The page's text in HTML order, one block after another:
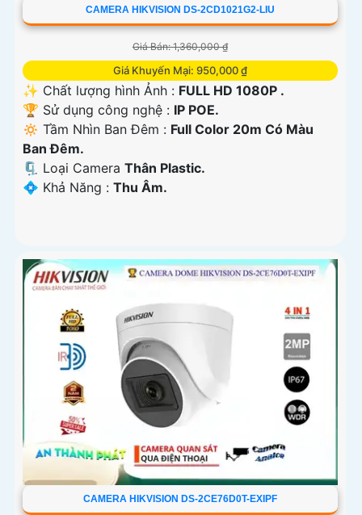
CAMERA HIKVISION DS-2CD1021G2-LIU
Giá Bán: 1,360,000 ₫
Giá Khuyến Mại: 950,000 ₫
✨ Chất lượng hình Ảnh : FULL HD 1080P .
🏆 Sử dụng công nghệ : IP POE.
🔅 Tầm Nhìn Ban Đêm : Full Color 20m Có Màu
Ban Ðêm.
🗜️ Loại Camera Thân Plastic.
️💠 Khả Năng : Thu Âm.
CAMERA HIKVISION DS-2CE76D0T-EXIPF